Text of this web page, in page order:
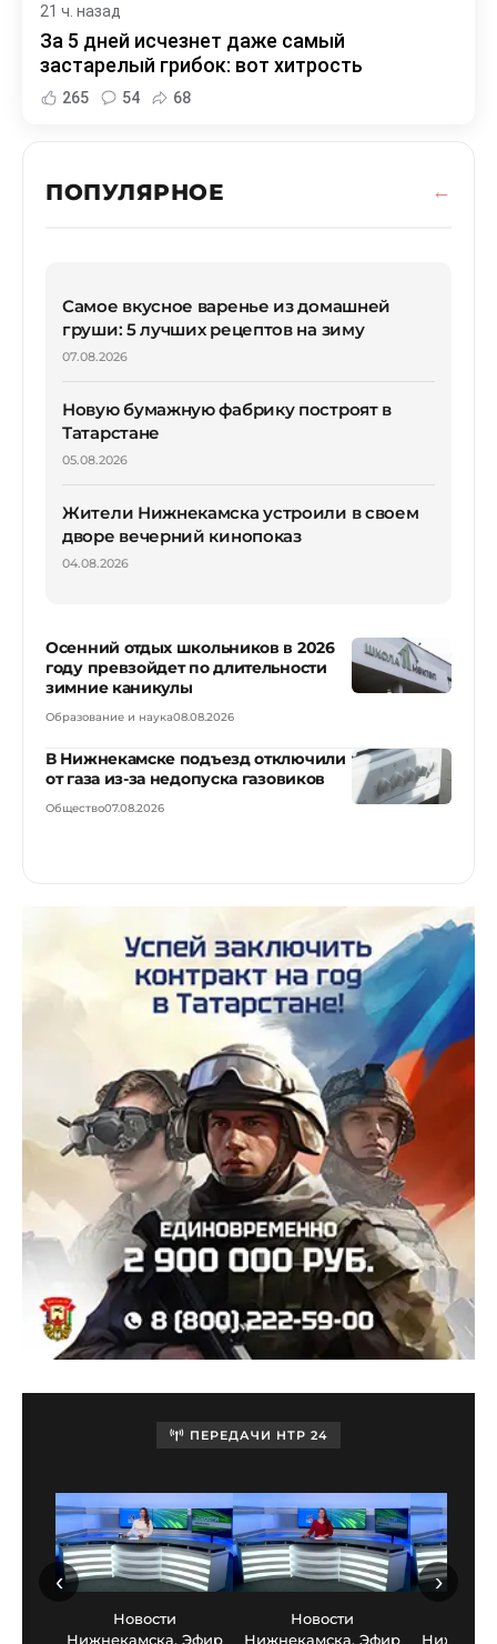
21 ч. назад
За 5 дней исчезнет даже самый
застарелый грибок: вот хитрость
265 54 68
ПОПУЛЯРНОЕ
Самое вкусное варенье из домашней
груши: 5 лучших рецептов на зиму
07.08.2026
Новую бумажную фабрику построят в
Татарстане
05.08.2026
Жители Нижнекамска устроили в своем
дворе вечерний кинопоказ
04.08.2026
Осенний отдых школьников в 2026
году превзойдет по длительности
зимние каникулы
Образование и наука08.08.2026
В Нижнекамске подъезд отключили
от газа из-за недопуска газовиков
Общество07.08.2026
ПЕРЕДАЧИ НТР 24
Новости
Нижнекамска. Эфир
Новости
Нижнекамска. Эфир
‹ ›